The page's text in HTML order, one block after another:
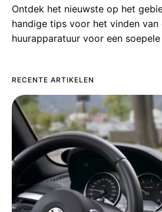
Ontdek het nieuwste op het
handige tips voor het vinden
huurapparatuur voor een
RECENTE ARTIKELEN